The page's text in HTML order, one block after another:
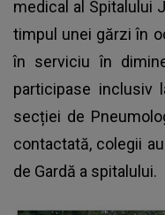
medical al Spitalului
timpul unei gărzi în
în serviciu în
participase inclusiv
secției de
contactată, colegii
de Gardă a spitalului.